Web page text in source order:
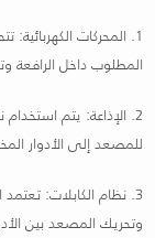
1. المحركات
المطلوب داخل الرافعة
2. الإذاعة: يتم
للمصعد إلى الأدوار
3. نظام الكابلات:
وتحريك المصعد بين